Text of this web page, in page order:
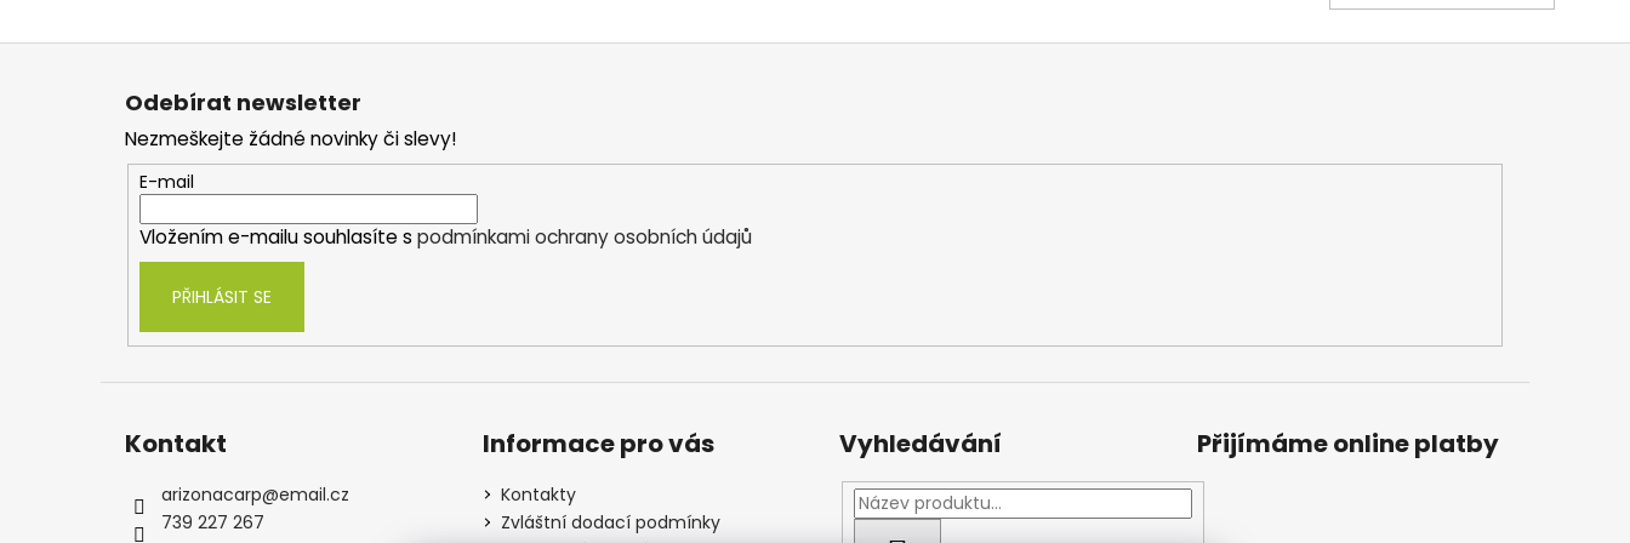
Odebírat newsletter
Nezmeškejte žádné novinky či slevy!
E-mail
Vložením e-mailu souhlasíte s podmínkami ochrany osobních údajů
PŘIHLÁSIT SE
Kontakt
arizonacarp@email.cz
739 227 267
Informace pro vás
Kontakty
Zvláštní dodací podmínky
Vyhledávání Přijímáme online platby